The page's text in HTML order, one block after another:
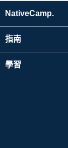
NativeCamp.
指南
學習